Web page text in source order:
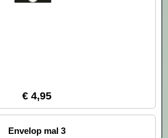
€ 4,95
Envelop mal 3